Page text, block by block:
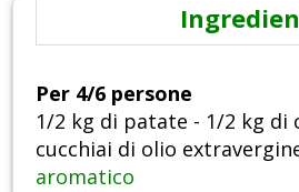
Per 4/6 persone
1/2 kg di patate - 1/2 kg di
cucchiai di olio
aromatico